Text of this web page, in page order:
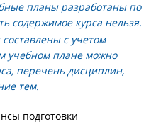
планы разработаны по
содержимое курса нельзя.
с учетом
учебном плане можно
перечень дисциплин,
тем.
подготовки